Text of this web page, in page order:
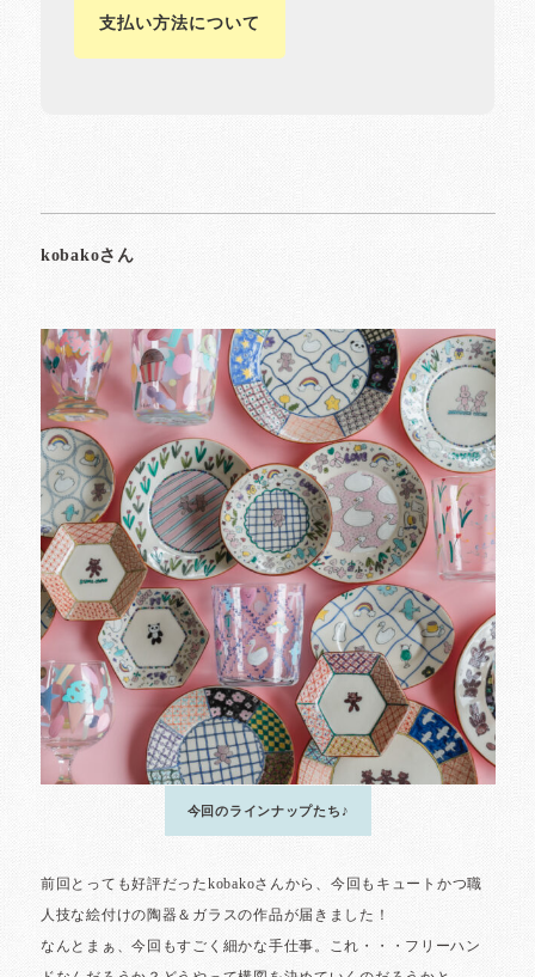
支払い方法について